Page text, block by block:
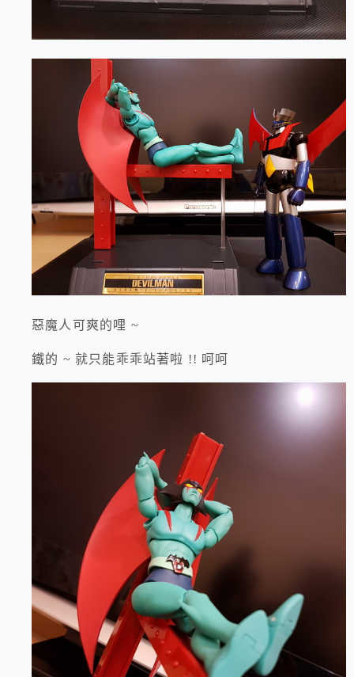
惡魔人可爽的哩 ~
鐵的 ~ 就只能乖乖站著啦 !! 呵呵